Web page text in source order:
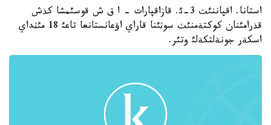
استانا. اقپاننئث 3-ئ. قازاقپارات - ا ق ش قوسئمشا كذش
قذرامئنان كوكتةمنئث سوثئنا قاراي اؤعانستانعا تاعئ 18 مئثداي
اسكةر جونةلتكةلئ وتئر.